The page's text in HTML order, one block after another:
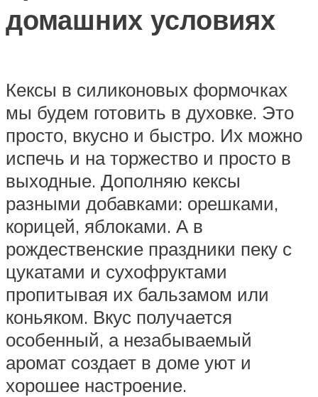
домашних условиях
Кексы в силиконовых формочках
мы будем готовить в духовке. Это
просто, вкусно и быстро. Их можно
испечь и на торжество и просто в
выходные. Дополняю кексы
разными добавками: орешками,
корицей, яблоками. А в
рождественские праздники пеку с
цукатами и сухофруктами
пропитывая их бальзамом или
коньяком. Вкус получается
особенный, а незабываемый
аромат создает в доме уют и
хорошее настроение.